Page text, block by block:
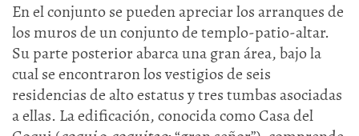
En el conjunto se pueden apreciar los arranques de
los muros de un conjunto de templo-patio-altar.
Su parte posterior abarca una gran área, bajo la
cual se encontraron los vestigios de seis
residencias de alto estatus y tres tumbas asociadas
a ellas. La edificación, conocida como Casa del